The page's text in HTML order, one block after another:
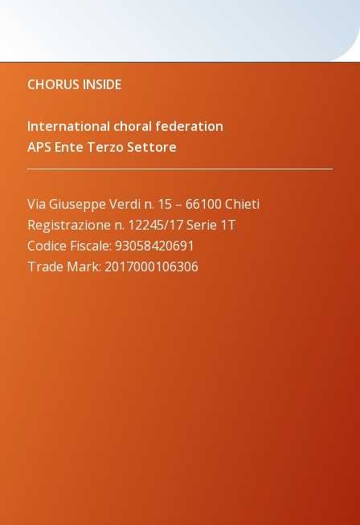
CHORUS INSIDE
International choral federation
APS Ente Terzo Settore
Via Giuseppe Verdi n. 15 – 66100 Chieti
Registrazione n. 12245/17 Serie 1T
Codice Fiscale: 93058420691
Trade Mark: 2017000106306